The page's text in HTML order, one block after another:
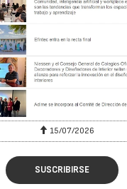
15/07/2026
SUSCRIBIRSE